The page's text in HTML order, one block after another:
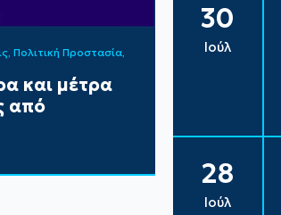
Πολιτική Προστασία
και μέτρα
από
30
Ιούλ
28
Ιούλ